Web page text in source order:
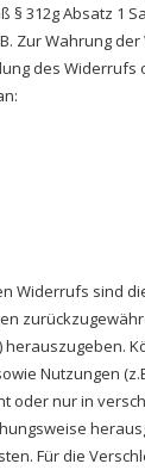
§ 312g Absatz 1
Zur Wahrung
des Widerrufs
Widerrufs sind
herauszugeben.
Nutzungen
oder nur in
Für die